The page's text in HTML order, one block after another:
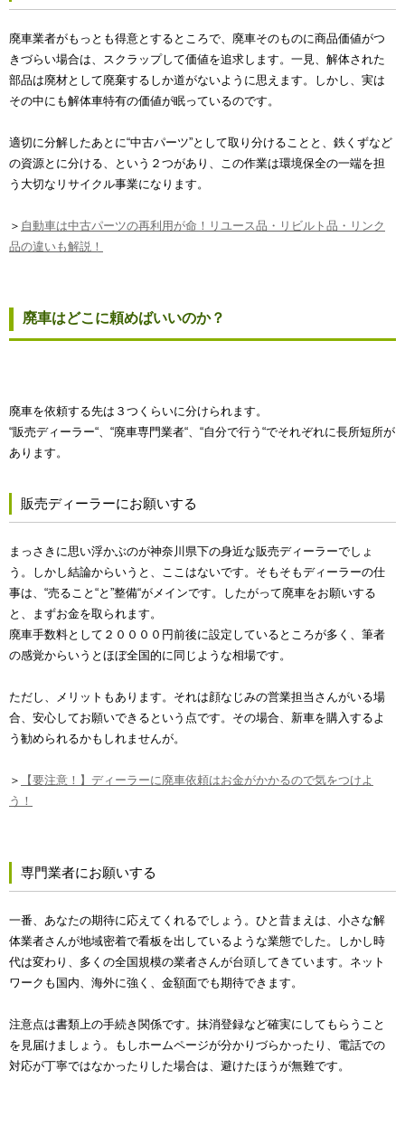
廃車業者がもっとも得意とするところで、廃車そのものに商品価値がつ
きづらい場合は、スクラップして価値を追求します。一見、解体された
部品は廃材として廃棄するしか道がないように思えます。しかし、実は
その中にも解体車特有の価値が眠っているのです。
適切に分解したあとに“中古パーツ”として取り分けることと、鉄くずなど
の資源とに分ける、という２つがあり、この作業は環境保全の一端を担
う大切なリサイクル事業になります。
＞ 自動車は中古パーツの再利用が命！リユース品・リビルト品・リンク
品の違いも解説！
廃車はどこに頼めばいいのか？
廃車を依頼する先は３つくらいに分けられます。
“販売ディーラー“、“廃車専門業者“、“自分で行う“でそれぞれに長所短所が
あります。
販売ディーラーにお願いする
まっさきに思い浮かぶのが神奈川県下の身近な販売ディーラーでしょ
う。しかし結論からいうと、ここはないです。そもそもディーラーの仕
事は、“売ること“と”整備“がメインです。したがって廃車をお願いする
と、まずお金を取られます。
廃車手数料として２００００円前後に設定しているところが多く、筆者
の感覚からいうとほぼ全国的に同じような相場です。
ただし、メリットもあります。それは顔なじみの営業担当さんがいる場
合、安心してお願いできるという点です。その場合、新車を購入するよ
う勧められるかもしれませんが。
＞
【要注意！】ディーラーに廃車依頼はお金がかかるので気をつけよ
う！
専門業者にお願いする
一番、あなたの期待に応えてくれるでしょう。ひと昔まえは、小さな解
体業者さんが地域密着で看板を出しているような業態でした。しかし時
代は変わり、多くの全国規模の業者さんが台頭してきています。ネット
ワークも国内、海外に強く、金額面でも期待できます。
注意点は書類上の手続き関係です。抹消登録など確実にしてもらうこと
を見届けましょう。もしホームページが分かりづらかったり、電話での
対応が丁寧ではなかったりした場合は、避けたほうが無難です。